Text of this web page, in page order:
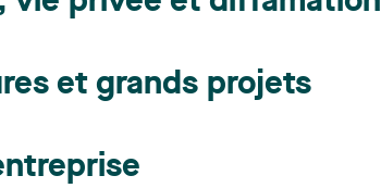
et grands projets